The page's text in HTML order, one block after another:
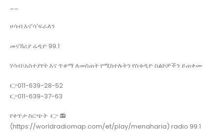
ሀሳብ እና’ሳ’ፍራለን
መናኸሪያ ሬዲዮ 99.1
ሃሳብ፣አስተያየት እና ጥቆማ ለመስጠት የሚከተሉትን የስቱዲዮ ስልኮቻችን ይጠቀሙ
👉011-639-28-52
👉011-639-37-63
የቀጥታ ስርጭት 👉 📻
(https://worldradiomap.com/et/play/menaharia) radio 99.1